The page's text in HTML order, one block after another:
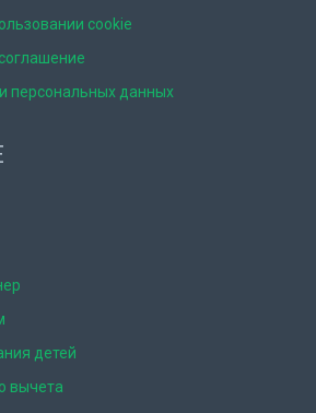
cookie
персональных данных
детей
вычета